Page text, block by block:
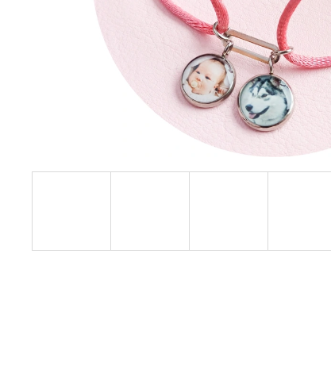
ŘETÍZEK ANDÍLEK S FOTKOU ČI
GRAVÍROVÁNÍM - PŘÍVĚSEK 16 MM
890 Kč